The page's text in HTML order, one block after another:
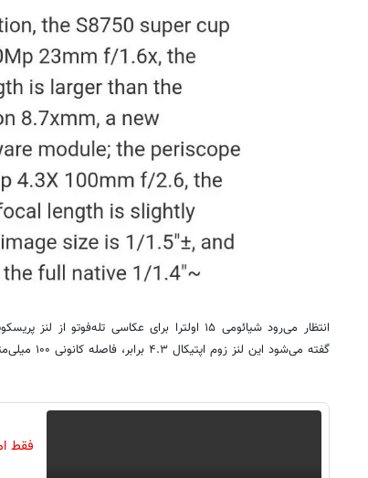
گفته می‌شود این لنز زوم اپتیکال ۴.۳ برابر، فاصله کانونی ۱۰۰ میلی‌متر و دیافراگم f/2.6 را ارائه می‌دهد.